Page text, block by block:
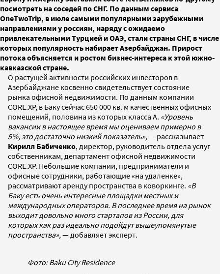
посмотреть на соседей по СНГ. По данным сервиса
OneTwoTrip, в июле самыми популярными зарубежными
направлениями у россиян, наряду с ожидаемо
привлекательными Турцией и ОАЭ, стали страны СНГ, в числе
которых популярность набирает Азербайджан. Прирост
потока объясняется и ростом бизнес-интереса к этой южно-
кавказской стране.
О растущей активности российских инвесторов в
Азербайджане косвенно свидетельствует состояние
рынка офисной недвижимости. По данным компании
CORE.XP, в Баку сейчас 650 000 кв. м качественных офисных
помещений, половина из которых класса А. «Уровень
вакансии в настоящее время мы оцениваем примерно в
5%, это достаточно низкий показатель»,— рассказывает
Кирилл Бабиченко, директор, руководитель отдела услуг
собственникам, департамент офисной недвижимости
CORE.XP. Небольшие компании, предприниматели и
офисные сотрудники, работающие «на удаленке»,
рассматривают аренду пространства в коворкинге. «В
Баку есть очень интересные площадки местных и
международных операторов. В последнее время на рынок
выходит довольно много стартапов из России, для
которых как раз идеально подойдут вышеупомянутые
пространства»,— добавляет эксперт.
Фото: Baku City Residence